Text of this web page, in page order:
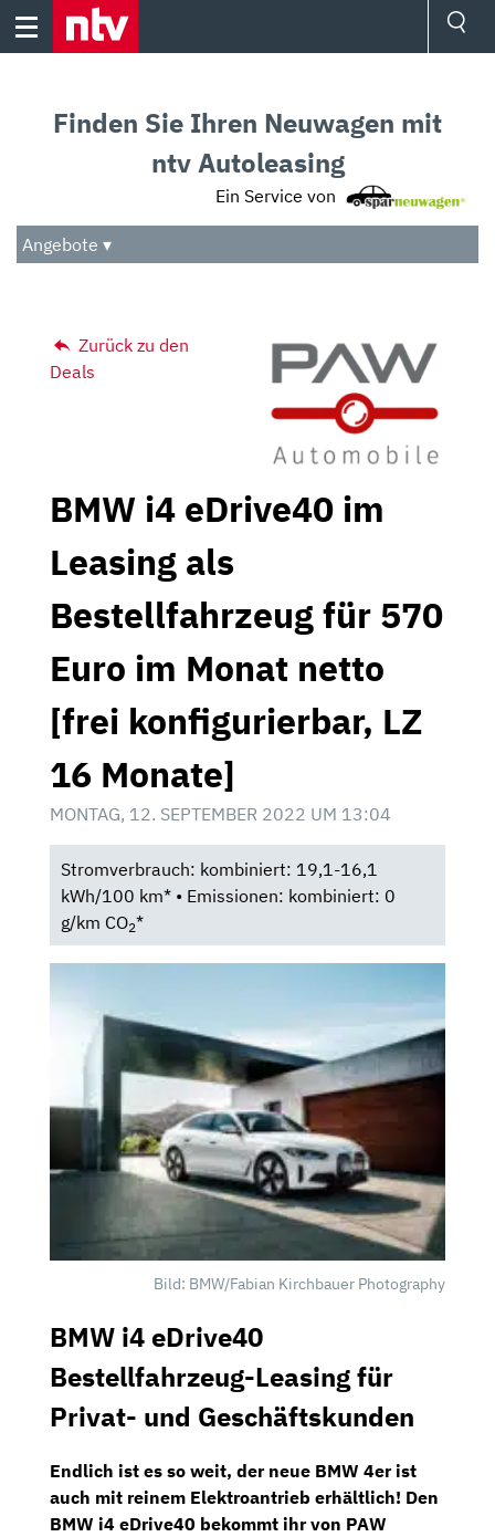
Skip
Audio
Das Beste
Finden Sie Ihren Neuwagen mit
ntv Autoleasing
Ein Service von
Angebote ▾
Zurück zu den
Deals
BMW i4 eDrive40 im
Leasing als
Bestellfahrzeug für 570
Euro im Monat netto
[frei konfigurierbar, LZ
16 Monate]
MONTAG, 12. SEPTEMBER 2022 UM 13:04
Stromverbrauch: kombiniert: 19,1-16,1
kWh/100 km* • Emissionen: kombiniert: 0
g/km CO2*
Bild: BMW/Fabian Kirchbauer Photography
BMW i4 eDrive40
Bestellfahrzeug-Leasing für
Privat- und Geschäftskunden
Endlich ist es so weit, der neue BMW 4er ist
auch mit reinem Elektroantrieb erhältlich! Den
BMW i4 eDrive40 bekommt ihr von PAW